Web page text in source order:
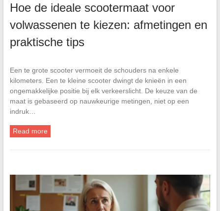
Hoe de ideale scootermaat voor
volwassenen te kiezen: afmetingen en
praktische tips
Een te grote scooter vermoeit de schouders na enkele
kilometers. Een te kleine scooter dwingt de knieën in een
ongemakkelijke positie bij elk verkeerslicht. De keuze van de
maat is gebaseerd op nauwkeurige metingen, niet op een
indruk…
Read more